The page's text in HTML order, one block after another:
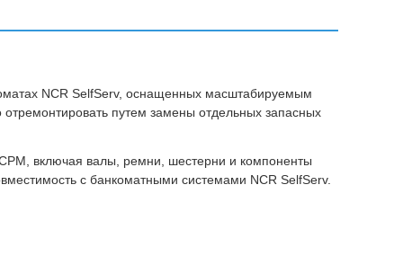
NCR SelfServ, оснащенных масштабируемым
путем замены отдельных запасных
включая валы, ремни, шестерни и компоненты
с банкоматными системами NCR SelfServ.